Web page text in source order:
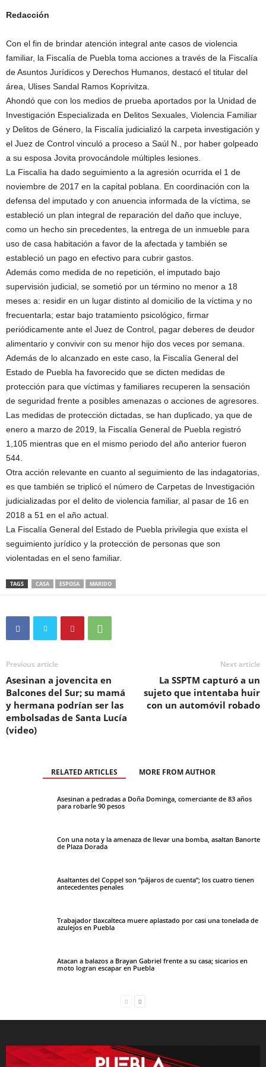
Redacción
Con el fin de brindar atención integral ante casos de violencia
familiar, la Fiscalía de Puebla toma acciones a través de la Fiscalía
de Asuntos Jurídicos y Derechos Humanos, destacó el titular del
área, Ulises Sandal Ramos Koprivitza.
Ahondó que con los medios de prueba aportados por la Unidad de
Investigación Especializada en Delitos Sexuales, Violencia Familiar
y Delitos de Género, la Fiscalía judicializó la carpeta investigación y
el Juez de Control vinculó a proceso a Saúl N., por haber golpeado
a su esposa Jovita provocándole múltiples lesiones.
La Fiscalía ha dado seguimiento a la agresión ocurrida el 1 de
noviembre de 2017 en la capital poblana. En coordinación con la
defensa del imputado y con anuencia informada de la víctima, se
estableció un plan integral de reparación del daño que incluye,
como un hecho sin precedentes, la entrega de un inmueble para
uso de casa habitación a favor de la afectada y también se
estableció un pago en efectivo para cubrir gastos.
Además como medida de no repetición, el imputado bajo
supervisión judicial, se sometió por un término no menor a 18
meses a: residir en un lugar distinto al domicilio de la víctima y no
frecuentarla; estar bajo tratamiento psicológico, firmar
periódicamente ante el Juez de Control, pagar deberes de deudor
alimentario y convivir con su menor hijo dos veces por semana.
Además de lo alcanzado en este caso, la Fiscalía General del
Estado de Puebla ha favorecido que se dicten medidas de
protección para que víctimas y familiares recuperen la sensación
de seguridad frente a posibles amenazas o acciones de agresores.
Las medidas de protección dictadas, se han duplicado, ya que de
enero a marzo de 2019, la Fiscalía General de Puebla registró
1,105 mientras que en el mismo periodo del año anterior fueron
544.
Otra acción relevante en cuanto al seguimiento de las indagatorias,
es que también se triplicó el número de Carpetas de Investigación
judicializadas por el delito de violencia familiar, al pasar de 16 en
2018 a 51 en el año actual.
La Fiscalía General del Estado de Puebla privilegia que exista el
seguimiento jurídico y la protección de personas que son
violentadas en el seno familiar.
TAGS CASA ESPOSA MARIDO
Previous article
Asesinan a jovencita en
Balcones del Sur; su mamá
y hermana podrían ser las
embolsadas de Santa Lucía
(video)
Next article
La SSPTM capturó a un
sujeto que intentaba huir
con un automóvil robado
RELATED ARTICLES MORE FROM AUTHOR
Asesinan a pedradas a Doña Dominga, comerciante de 83 años
para robarle 90 pesos
Con una nota y la amenaza de llevar una bomba, asaltan Banorte
de Plaza Dorada
Asaltantes del Coppel son “pájaros de cuenta”; los cuatro tienen
antecedentes penales
Trabajador tlaxcalteca muere aplastado por casi una tonelada de
azulejos en Puebla
Atacan a balazos a Brayan Gabriel frente a su casa; sicarios en
moto logran escapar en Puebla